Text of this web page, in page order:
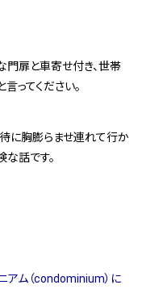
扉と車寄せ付き、世帯
ってください。
に胸膨らませ連れて行か
な話です。
アム（condominium）に